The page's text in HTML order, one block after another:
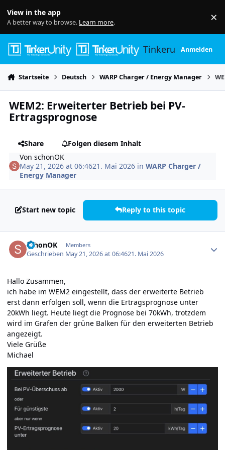
View in the app
A better way to browse. Learn more. ×
TinkerunityAnmelden
Startseite Deutsch WARP Charger / Energy Manager
WEM2: Erweiterter Betrieb bei PV-
Ertragsprognose
Share
Folgen diesem Inhalt
VonschonOK
May 21, 2026 at 06:4621. Mai 2026 inWARP Charger /
Energy Manager
Start new topic Reply to this topic
schonOK Members
Geschrieben May 21, 2026 at 06:4621. Mai 2026
Hallo Zusammen,
ich habe im WEM2 eingestellt, dass der erweiterte Betrieb
erst dann erfolgen soll, wenn die Ertragsprognose unter
20kWh liegt. Heute liegt die Prognose bei 70kWh, trotzdem
wird im Grafen der grüne Balken für den erweiterten Betrieb
angezeigt.
Viele Grüße
Michael